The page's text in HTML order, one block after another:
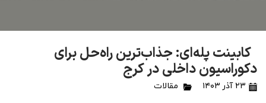
کابینت پله‌ای: جذاب‌ترین راه‌حل برای
دکوراسیون داخلی در کرج
۲۳ آذر ۱۴۰۳ مقالات